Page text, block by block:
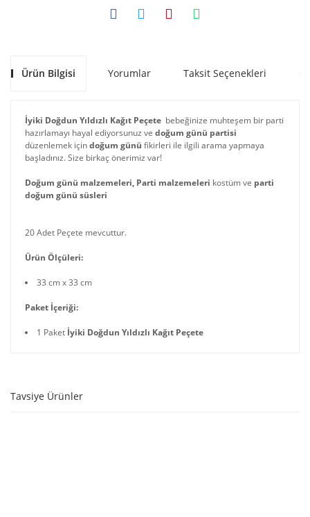
Ürün Bilgisi Yorumlar Taksit Seçenekleri
İyiki Doğdun Yıldızlı Kağıt Peçete bebeğinize muhteşem bir parti
hazırlamayı hayal ediyorsunuz ve doğum günü partisi
düzenlemek içindoğum günü fikirleri ile ilgili arama yapmaya
başladınız. Size birkaç önerimiz var!
Doğum günü malzemeleri, Parti malzemeleri kostüm ve parti
doğum günü süsleri
20 Adet Peçete mevcuttur.
Ürün Ölçüleri:
33 cm x 33 cm
Paket İçeriği:
1 Paket İyiki Doğdun Yıldızlı Kağıt Peçete
Tavsiye Ürünler